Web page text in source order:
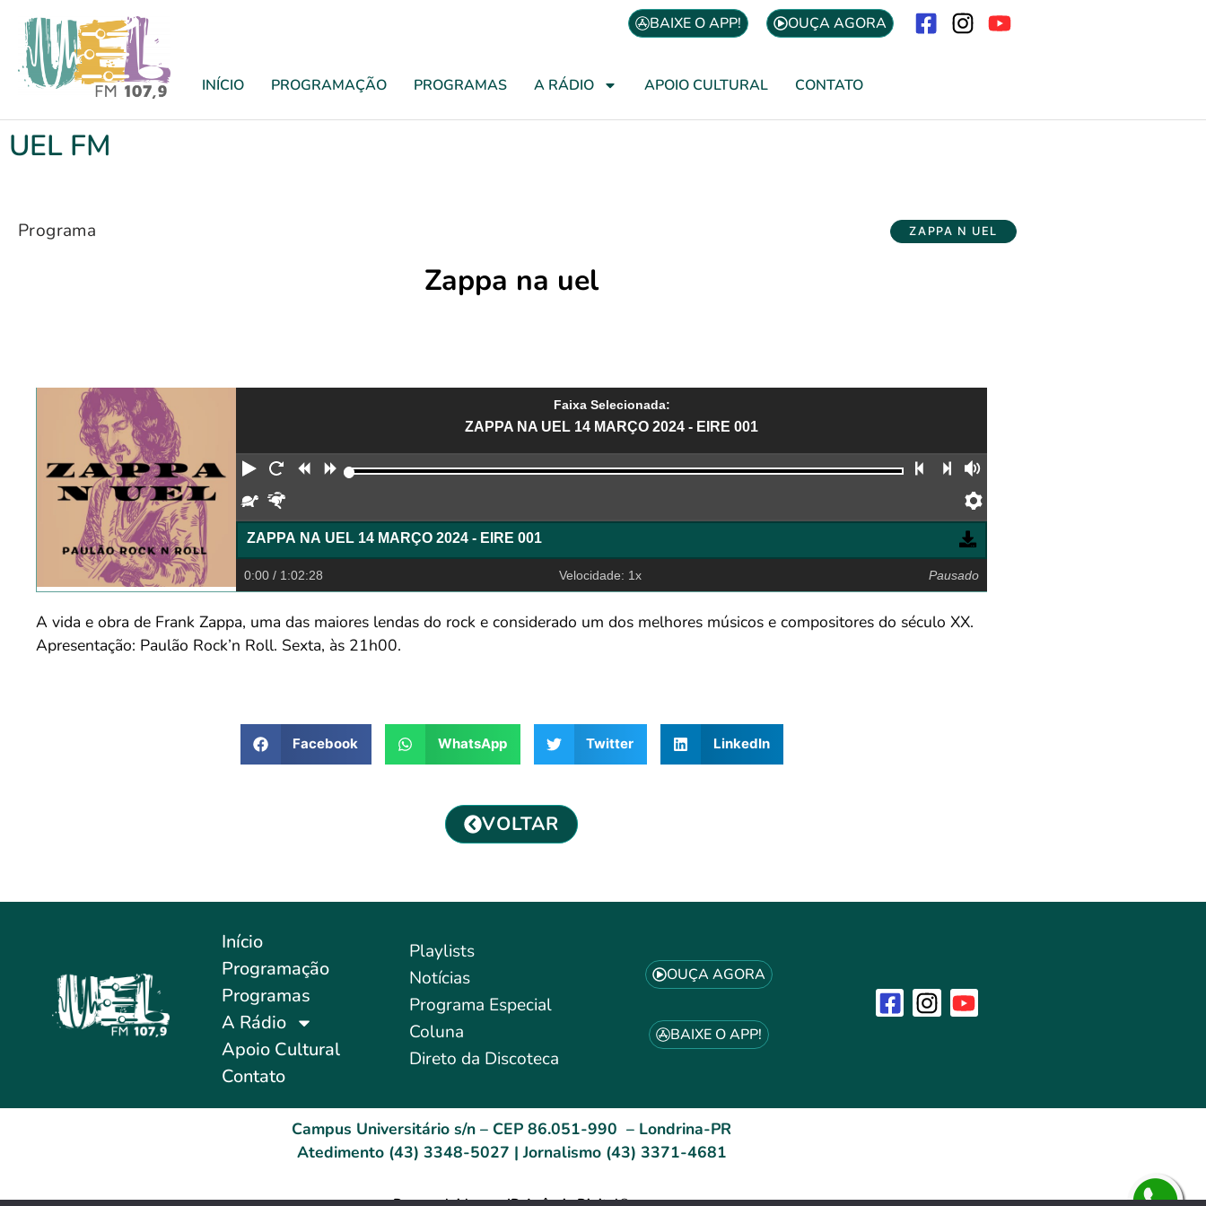
BAIXE O APP! OUÇA AGORA
INÍCIO PROGRAMAÇÃO PROGRAMAS A RÁDIO APOIO CULTURAL CONTATO
UEL FM
Programa ZAPPA N UEL
Zappa na uel
Faixa Selecionada:
ZAPPA NA UEL 14 MARÇO 2024 - EIRE 001
Reproduzir
Reiniciar
Retroceder
Avançar Faixa anterior
Próxima faixa
Devagar
Preferências
ZAPPA NA UEL 14 MARÇO 2024 - EIRE 001
0:00 / 1:02:28 Velocidade: 1x Pausado
A vida e obra de Frank Zappa, uma das maiores lendas do rock e considerado um dos melhores músicos e compositores do século XX.
Apresentação: Paulão Rock’n Roll. Sexta, às 21h00.
Facebook WhatsApp Twitter LinkedIn
VOLTAR
Início
Programação
Programas
A Rádio
Apoio Cultural
Contato
Playlists
Notícias
Programa Especial
Coluna
Direto da Discoteca
OUÇA AGORA
BAIXE O APP!
Campus Universitário s/n – CEP 86.051-990 – Londrina-PR
Atedimento (43) 3348-5027 | Jornalismo (43) 3371-4681